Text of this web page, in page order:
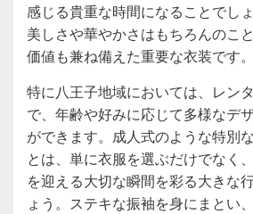
感じる貴重な時間になることでし
美しさや華やかさはもちろんのこ
価値も兼ね備えた重要な衣装です。
特に八王子地域においては、レン
で、年齢や好みに応じて多様なデ
ができます。成人式のような特別
とは、単に衣服を選ぶだけでなく
を迎える大切な瞬間を彩る大きな
ょう。ステキな振袖を身にまとい